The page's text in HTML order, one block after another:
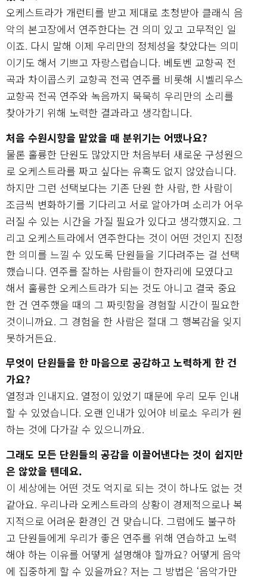
오케스트라가 개런티를 받고 제대로 초청받아 클래식 음
악의 본고장에서 연주한다는 건 의미 있고 고무적인 일
이죠. 다시 말해 이제 우리만의 정체성을 찾았다는 의미
이기도 해서 기쁘고 자랑스럽습니다. 베토벤 교향곡 전
곡과 차이콥스키 교향곡 전곡 연주를 비롯해 시벨리우스
교향곡 전곡 연주와 녹음까지 묵묵히 우리만의 소리를
찾아가기 위해 노력한 결과라고 생각합니다.
처음 수원시향을 맡았을 때 분위기는 어땠나요?
물론 훌륭한 단원도 많았지만 처음부터 새로운 구성원으
로 오케스트라를 짜고 싶다는 유혹도 없지 않았습니다.
하지만 그런 선택보다는 기존 단원 한 사람, 한 사람이
조금씩 변화하기를 기다리고 서로 알아가며 소리가 어우
러질 수 있는 시간을 가질 필요가 있다고 생각했지요. 그
리고 오케스트라에서 연주한다는 것이 어떤 것인지 진정
한 의미를 느낄 수 있도록 단원들을 기다려주는 걸 선택
했습니다. 연주를 잘하는 사람들이 한자리에 모였다고
해서 훌륭한 오케스트라가 되는 것도 아니고 결국 중요
한 건 연주했을 때의 그 짜릿함을 경험할 시간이 필요한
것이니까요. 그 경험을 한 사람은 절대 그 행복감을 잊지
못하거든요.
무엇이 단원들을 한 마음으로 공감하고 노력하게 한 건
가요?
열정과 인내지요. 열정이 있었기 때문에 우리 모두 인내
할 수 있었습니다. 오랜 인내가 있어야 비로소 우리가 원
하는 것에 다가갈 수 있으니까요.
그래도 모든 단원들의 공감을 이끌어낸다는 것이 쉽지만
은 않았을 텐데요.
이 세상에는 어떤 것도 억지로 되는 것이 하나도 없는 것
같아요. 우리나라 오케스트라의 상황이 경제적으로나 복
지적으로 어려운 환경인 건 맞습니다. 그럼에도 불구하
고 단원들에게 우리가 좋은 연주를 위해 연습하고 노력
해야 하는 이유를 어떻게 설명해야 할까요? 어떻게 음악
에 집중하게 할 수 있을까요? 저는 그 방법은 ‘음악가만